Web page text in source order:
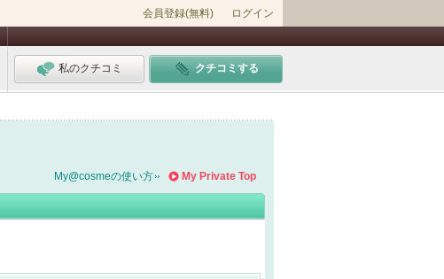
会員登録(無料) ログイン
私のクチコミ クチコミする
My Private Top
My@cosmeの使い方